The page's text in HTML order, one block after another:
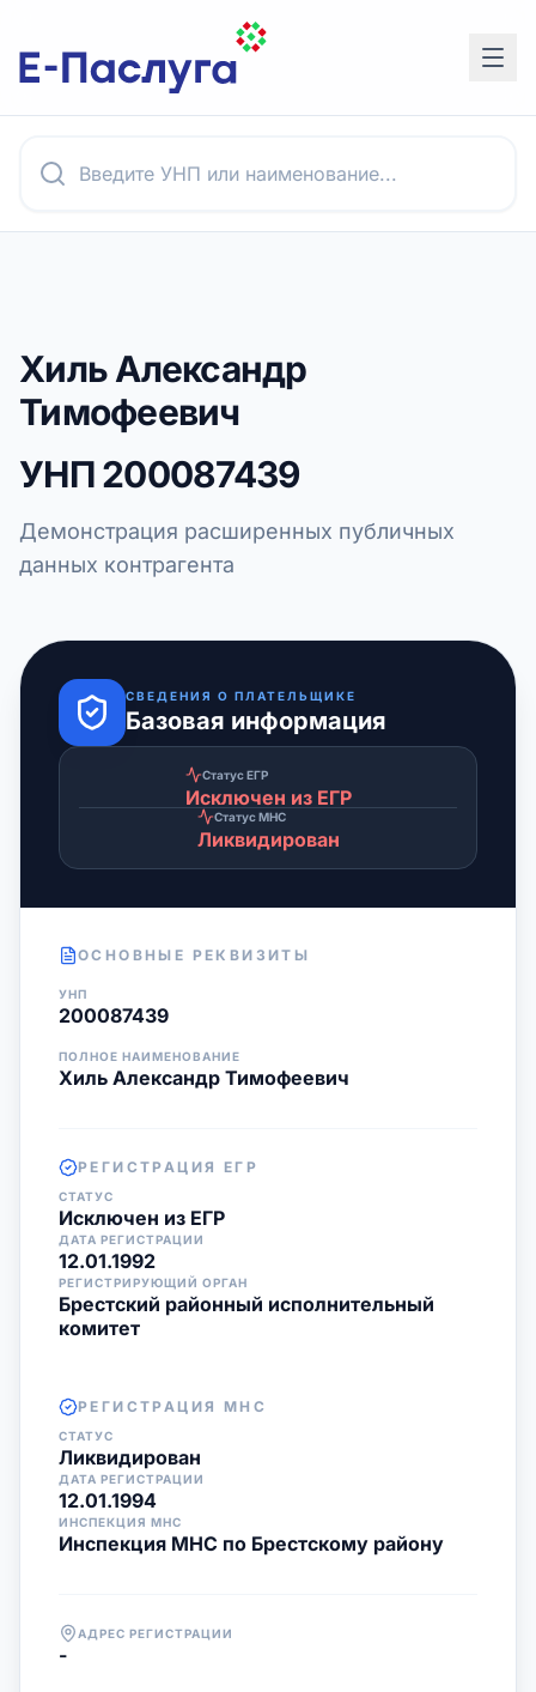
Хиль Александр
Тимофеевич
УНП200087439
Демонстрация расширенных публичных
данных контрагента
СВЕДЕНИЯ О ПЛАТЕЛЬЩИКЕ
Базовая информация
Статус ЕГР
Исключен из ЕГР
Статус МНС
Ликвидирован
ОСНОВНЫЕ РЕКВИЗИТЫ
УНП
200087439
ПОЛНОЕ НАИМЕНОВАНИЕ
Хиль Александр Тимофеевич
РЕГИСТРАЦИЯ ЕГР
СТАТУС
Исключен из ЕГР
ДАТА РЕГИСТРАЦИИ
12.01.1992
РЕГИСТРИРУЮЩИЙ ОРГАН
Брестский районный исполнительный
комитет
РЕГИСТРАЦИЯ МНС
СТАТУС
Ликвидирован
ДАТА РЕГИСТРАЦИИ
12.01.1994
ИНСПЕКЦИЯ МНС
Инспекция МНС по Брестскому району
АДРЕС РЕГИСТРАЦИИ
-